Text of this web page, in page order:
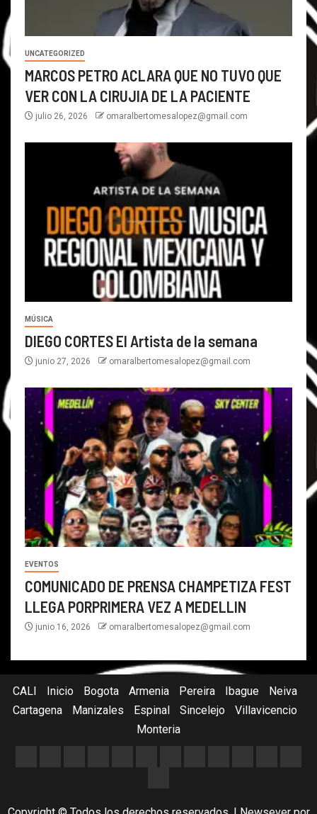
UNCATEGORIZED
MARCOS PETRO ACLARA QUE NO TUVO QUE
VER CON LA CIRUJIA DE LA PACIENTE
julio 26, 2026 omaralbertomesalopez@gmail.com
MÚSICA
DIEGO CORTES El Artista de la semana
junio 27, 2026 omaralbertomesalopez@gmail.com
EVENTOS
COMUNICADO DE PRENSA CHAMPETIZA FEST
LLEGA PORPRIMERA VEZ A MEDELLIN
junio 16, 2026 omaralbertomesalopez@gmail.com
CALI Inicio Bogota Armenia Pereira Ibague
Neiva
Cartagena
Manizales Espinal Sincelejo
Villavicencio
Monteria